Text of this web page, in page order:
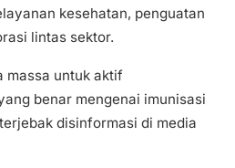
kesehatan, penguatan
lintas sektor.
massa untuk aktif
benar mengenai imunisasi
disinformasi di media